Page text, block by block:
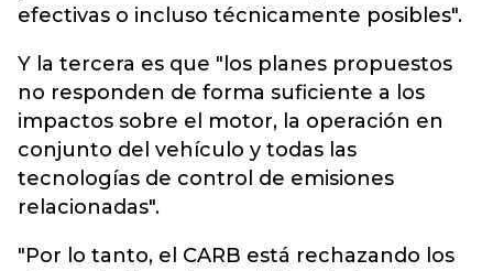
efectivas o incluso técnicamente posibles".
Y la tercera es que "los planes propuestos
no responden de forma suficiente a los
impactos sobre el motor, la operación en
conjunto del vehículo y todas las
tecnologías de control de emisiones
relacionadas".
"Por lo tanto, el CARB está rechazando los